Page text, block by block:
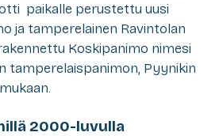
paikalle perustettu uusi
ja tamperelainen Ravintolan
Koskipanimo nimesi
tamperelaispanimon, Pyynikin
2000-luvulla